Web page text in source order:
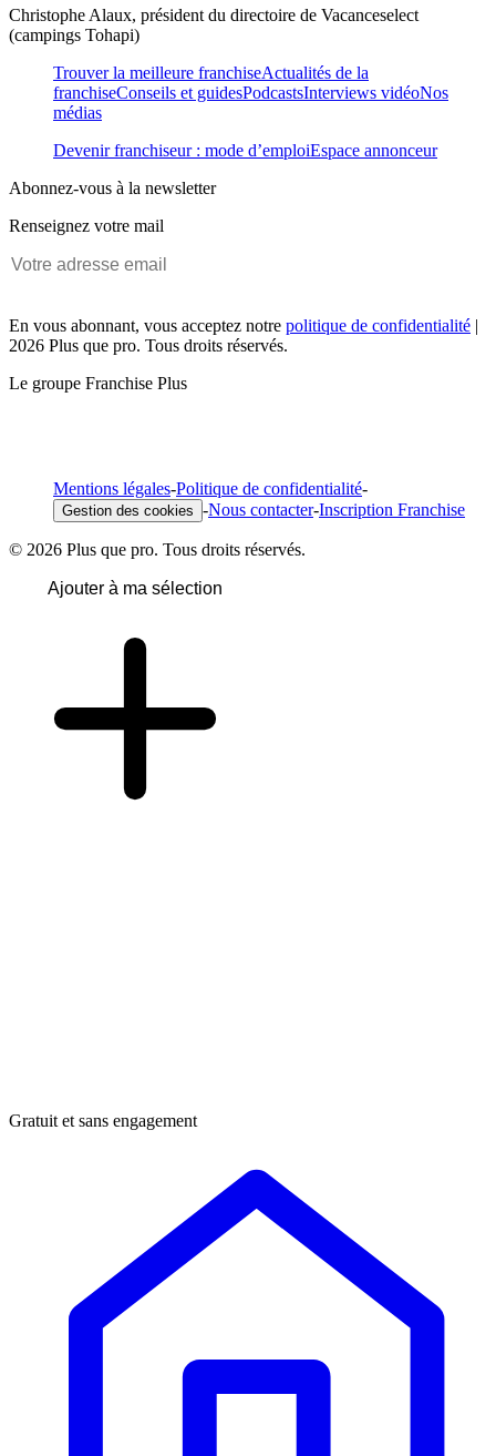
Christophe Alaux, président du directoire de Vacanceselect
(campings Tohapi)
Trouver la meilleure franchiseActualités de la
franchiseConseils et guidesPodcastsInterviews vidéoNos
médias
Devenir franchiseur : mode d’emploiEspace annonceur
Abonnez-vous à la newsletter
Renseignez votre mail
En vous abonnant, vous acceptez notre politique de confidentialité |
2026 Plus que pro. Tous droits réservés.
Le groupe Franchise Plus
Mentions légales-Politique de confidentialité-
Gestion des cookies -Nous contacter-Inscription Franchise
© 2026 Plus que pro. Tous droits réservés.
Ajouter à ma sélection
Gratuit et sans engagement